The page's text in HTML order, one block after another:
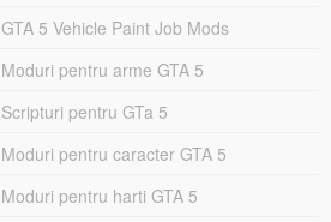
GTA 5 Vehicle Paint Job Mods
Moduri pentru arme GTA 5
Scripturi pentru GTa 5
Moduri pentru caracter GTA 5
Moduri pentru harti GTA 5